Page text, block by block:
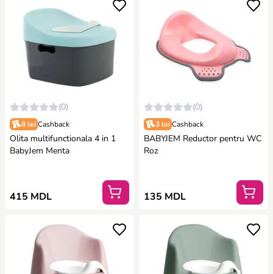
(0)
8 lei Cashback
Olita multifunctionala 4 in 1
BabyJem Menta
415 MDL
(0)
3 lei Cashback
BABYJEM Reductor pentru WC
Roz
135 MDL